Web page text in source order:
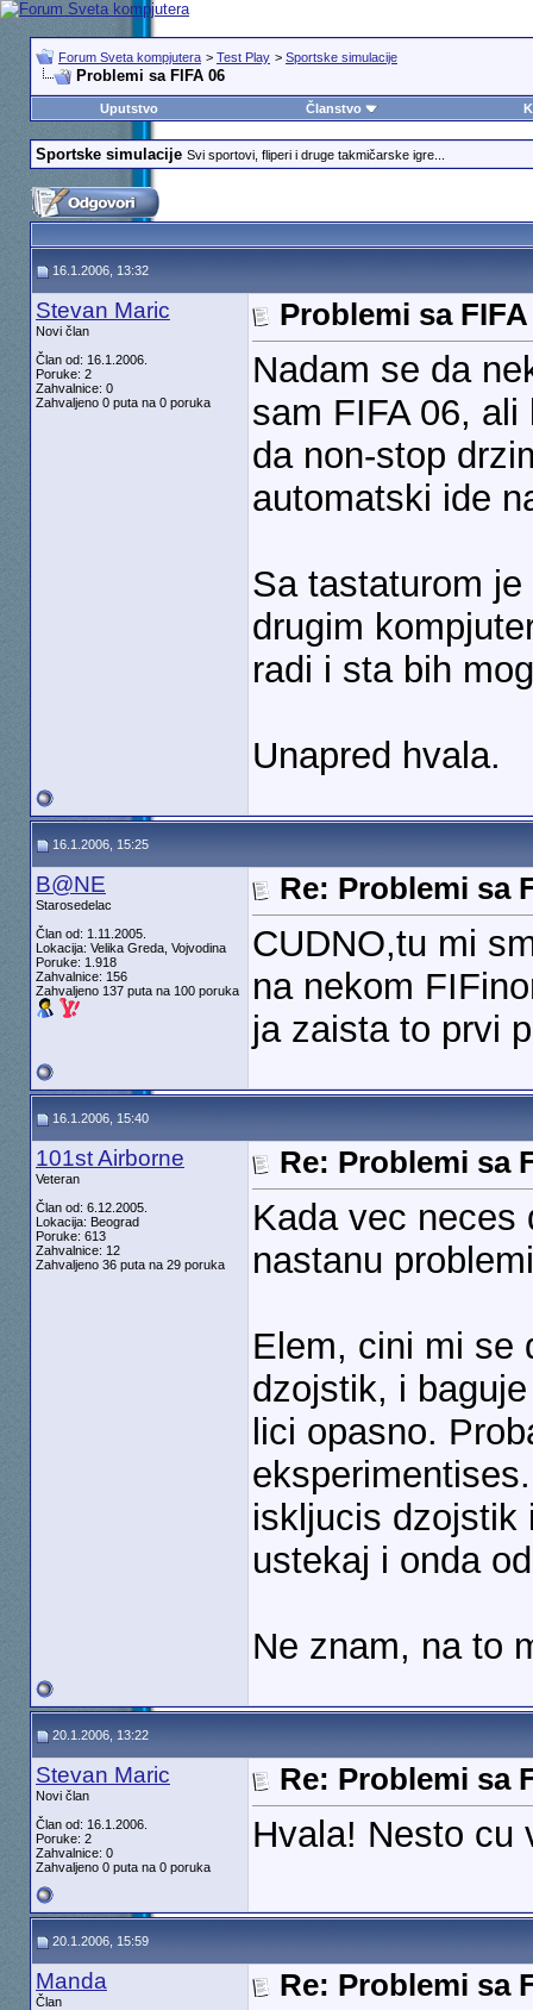
Forum Sveta kompjutera > Test Play > Sportske simulacije
Problemi sa FIFA 06
Uputstvo Članstvo
Sportske simulacije Svi sportovi, fliperi i druge takmičarske igre...
16.1.2006, 13:32
Stevan Maric
Novi član
Član od: 16.1.2006.
Poruke: 2
Zahvalnice: 0
Zahvaljeno 0 puta na 0 poruka
Problemi sa FIFA
Nadam se da
sam FIFA 06,
da non-stop
automatski ide
Sa tastaturom
drugim
radi i sta bih
Unapred hvala.
16.1.2006, 15:25
B@NE
Starosedelac
Član od: 1.11.2005.
Lokacija: Velika Greda, Vojvodina
Poruke: 1.918
Zahvalnice: 156
Zahvaljeno 137 puta na 100 poruka
Re: Problemi sa
CUDNO,tu mi
na nekom
ja zaista to prvi
16.1.2006, 15:40
101st Airborne
Veteran
Član od: 6.12.2005.
Lokacija: Beograd
Poruke: 613
Zahvalnice: 12
Zahvaljeno 36 puta na 29 poruka
Re: Problemi sa
Kada vec neces
nastanu problemi
Elem, cini mi se
dzojstik, i
lici opasno.
iskljucis dzojstik
ustekaj i onda
Ne znam, na to
20.1.2006, 13:22
Stevan Maric
Novi član
Član od: 16.1.2006.
Poruke: 2
Zahvalnice: 0
Zahvaljeno 0 puta na 0 poruka
Re: Problemi sa
Hvala! Nesto cu
20.1.2006, 15:59
Manda
Član
Re: Problemi sa